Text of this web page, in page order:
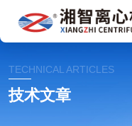
TECHNICAL ARTICLES
技术文章